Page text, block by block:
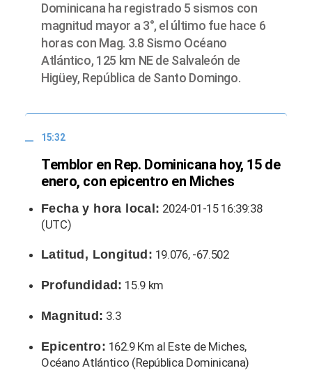
Dominicana ha registrado 5 sismos con
magnitud mayor a 3°, el último fue hace 6
horas con Mag. 3.8 Sismo Océano
Atlántico, 125 km NE de Salvaleón de
Higüey, República de Santo Domingo.
15:32
Temblor en Rep. Dominicana hoy, 15 de
enero, con epicentro en Miches
Fecha y hora local: 2024-01-15 16:39:38
(UTC)
Latitud, Longitud: 19.076, -67.502
Profundidad: 15.9 km
Magnitud: 3.3
Epicentro: 162.9 Km al Este de Miches,
Océano Atlántico (República Dominicana)